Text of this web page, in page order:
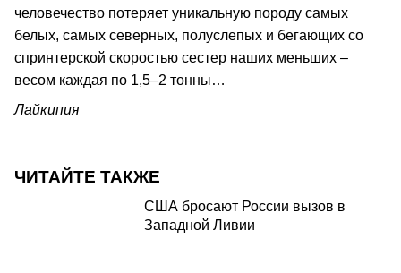
человечество потеряет уникальную породу самых
белых, самых северных, полуслепых и бегающих со
спринтерской скоростью сестер наших меньших –
весом каждая по 1,5–2 тонны…
Лайкипия
ЧИТАЙТЕ ТАКЖЕ
США бросают России вызов в
Западной Ливии